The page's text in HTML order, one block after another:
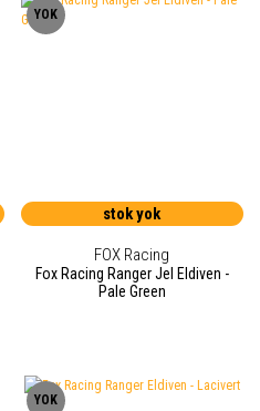
YOK
stok yok
FOX Racing
Fox Racing Ranger Jel Eldiven -
Pale Green
YOK